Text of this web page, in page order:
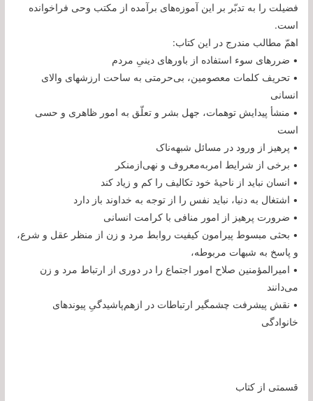
فضیلت را به تدبّر بر این آموزه‌های برآمده از مکتب وحی فراخوانده
است.
اهمّ مطالب مندرج در این کتاب:
• ضررهای سوء استفاده از باورهای دینیِ مردم
• تحریف کلمات معصومین، بی‌حرمتی به ساحت ارزشهای والای
انسانی
• منشأ پیدایش توهمات، جهل بشر و تعلّق به امور ظاهری و حسی
است
• پرهیز از ورود در مسائل شبهه‌ناک
• برخی از شرایط امر‌به‌معروف و نهی‌از‌منکر
• انسان نباید از ناحیۀ خود تکالیف را کم و زیاد کند
• اشتغال به دنیا، نباید نفس را از توجه به خداوند باز دارد
• ضرورت پرهیز از امور منافی با کرامت انسانی
• بحثی مبسوط پیرامون کیفیت روابط مرد و زن از منظر عقل و شرع،
و پاسخ به شبهات مربوطه،
• امیرالمؤمنین صلاح امور اجتماع را در دوری از ارتباط مرد و زن
می‌دانند
• نقش پیشرفت چشمگیر ارتباطات در ازهم‌پاشیدگیِ پیوندهای
خانوادگی
قسمتی از کتاب